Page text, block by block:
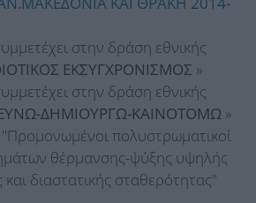
στην δράση εθνικής
ΕΚΣΥΓΧΡΟΝΙΣΜΟΣ »
στην δράση εθνικής
ΔΗΜΙΟΥΡΓΩ-ΚΑΙΝΟΤΟΜΩ »
"Προμονωμένοι πολυστρωματικοί
θέρμανσης-ψύξης υψηλής
διαστατικής σταθερότητας"